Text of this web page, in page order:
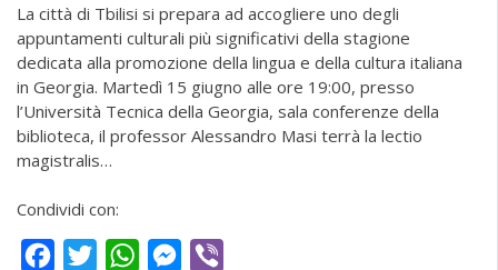
La città di Tbilisi si prepara ad accogliere uno degli
appuntamenti culturali più significativi della stagione
dedicata alla promozione della lingua e della cultura italiana
in Georgia. Martedì 15 giugno alle ore 19:00, presso
l’Università Tecnica della Georgia, sala conferenze della
biblioteca, il professor Alessandro Masi terrà la lectio
magistralis…
Condividi con:
FacebookTwitterWhatsAppMessenger